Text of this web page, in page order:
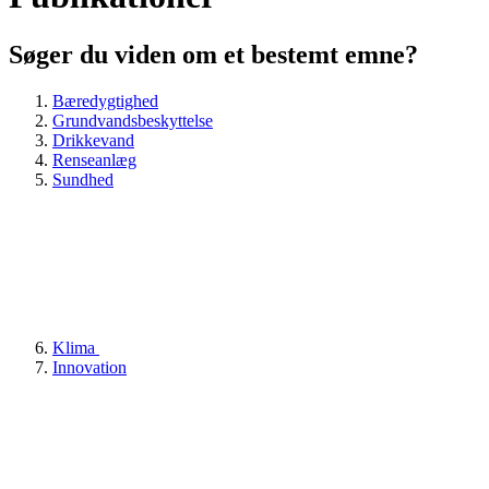
Søger du viden om et bestemt emne?
Bæredygtighed
Grundvandsbeskyttelse
Drikkevand
Renseanlæg
Sundhed
Klima
Innovation